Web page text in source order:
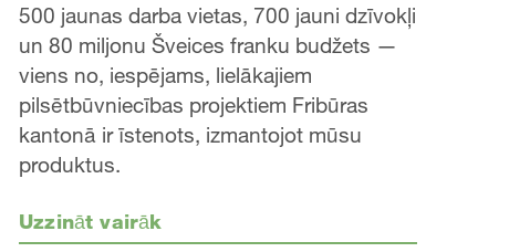
500 jaunas darba vietas, 700 jauni dzīvokļi
un 80 miljonu Šveices franku budžets —
viens no, iespējams, lielākajiem
pilsētbūvniecības projektiem Fribūras
kantonā ir īstenots, izmantojot mūsu
produktus.
Uzzināt vairāk